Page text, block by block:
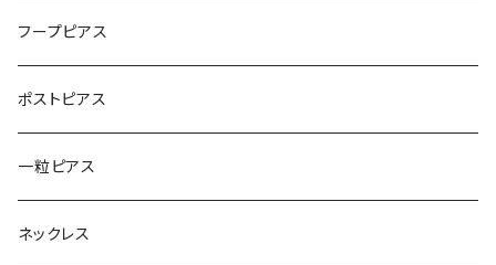
フープピアス
ポストピアス
一粒ピアス
ネックレス